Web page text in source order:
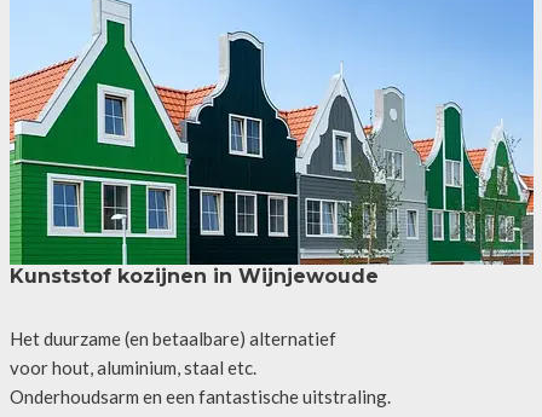
Kunststof kozijnen in Wijnjewoude
Het duurzame (en betaalbare) alternatief
voor hout, aluminium, staal etc.
Onderhoudsarm en een fantastische uitstraling.